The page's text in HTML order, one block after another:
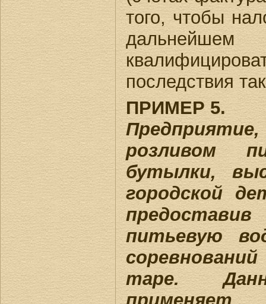
того, чтобы
последствия
ПРИМЕР 5.
розливом
бутылки,
городской
питьевую
таре.